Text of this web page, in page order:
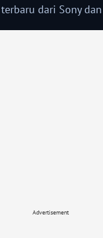
dari Sony
Advertisement